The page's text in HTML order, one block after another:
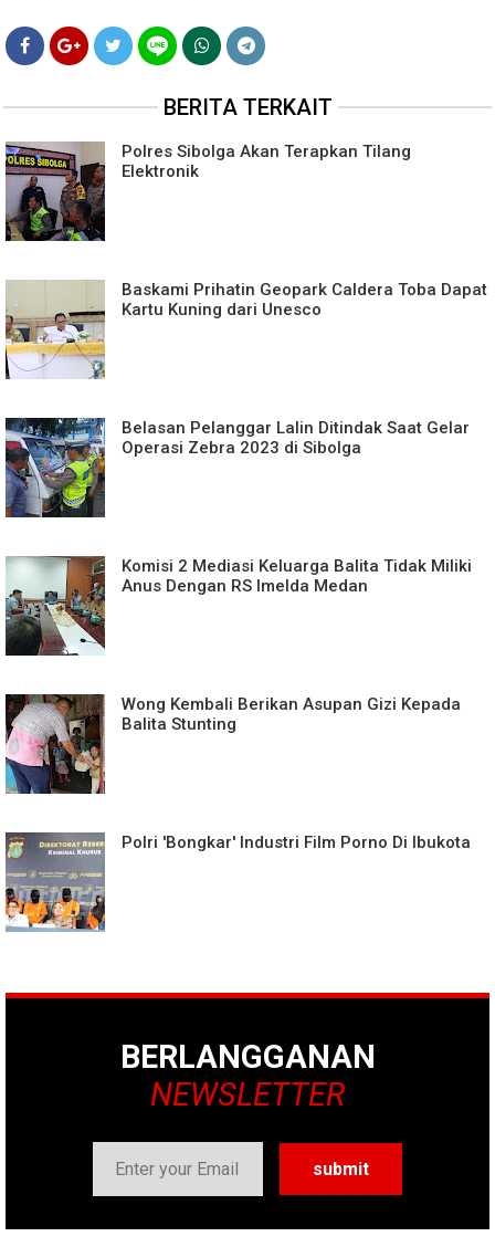
BERITA TERKAIT
Polres Sibolga Akan Terapkan Tilang
Elektronik
Baskami Prihatin Geopark Caldera Toba Dapat
Kartu Kuning dari Unesco
Belasan Pelanggar Lalin Ditindak Saat Gelar
Operasi Zebra 2023 di Sibolga
Komisi 2 Mediasi Keluarga Balita Tidak Miliki
Anus Dengan RS Imelda Medan
Wong Kembali Berikan Asupan Gizi Kepada
Balita Stunting
Polri 'Bongkar' Industri Film Porno Di Ibukota
BERLANGGANAN
NEWSLETTER